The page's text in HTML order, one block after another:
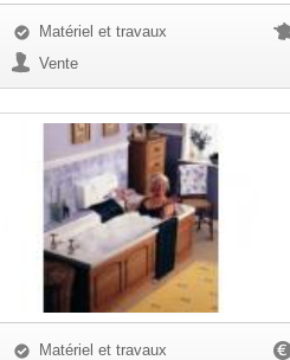
Matériel et travaux
Vente
Matériel et travaux